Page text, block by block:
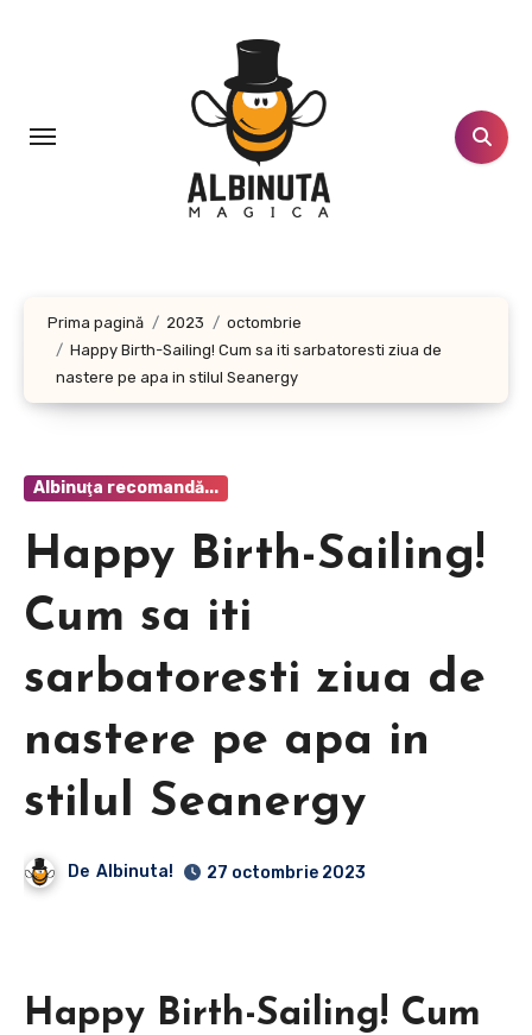
Prima pagină 2023
octombrie
Happy Birth-Sailing! Cum sa iti sarbatoresti ziua de
nastere pe apa in stilul Seanergy
Albinuţa recomandă...
Happy Birth-Sailing!
Cum sa iti
sarbatoresti ziua de
nastere pe apa in
stilul Seanergy
De Albinuta! 27 octombrie 2023
Happy Birth-Sailing! Cum